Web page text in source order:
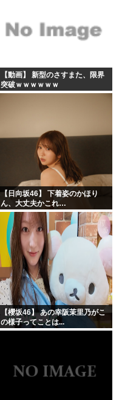
【動画】 新型のさすまた、限界
突破ｗｗｗｗｗｗ
【日向坂46】 下着姿のかほり
ん、大丈夫かこれ…
【櫻坂46】 あの幸阪茉里乃がこ
の様子ってことは...